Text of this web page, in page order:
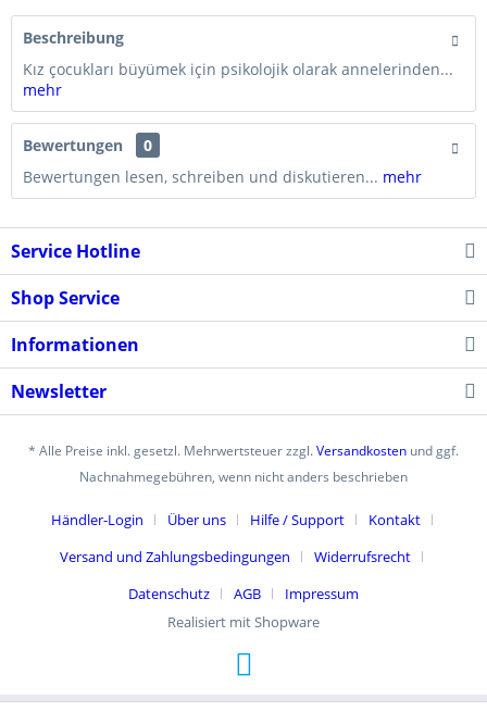
Beschreibung
Kız çocukları büyümek için psikolojik olarak annelerinden...
mehr
Bewertungen
0
Bewertungen lesen, schreiben und diskutieren... mehr
Service Hotline
Shop Service
Informationen
Newsletter
* Alle Preise inkl. gesetzl. Mehrwertsteuer zzgl.Versandkosten und ggf.
Nachnahmegebühren, wenn nicht anders beschrieben
Händler-Login Über uns Hilfe / Support
Kontakt
Versand und Zahlungsbedingungen
Widerrufsrecht
Datenschutz
AGB
Impressum
Realisiert mit Shopware